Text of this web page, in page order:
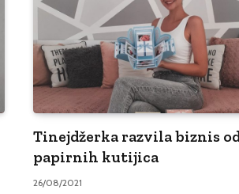
Tinejdžerka razvila biznis
papirnih kutijica
26/08/2021